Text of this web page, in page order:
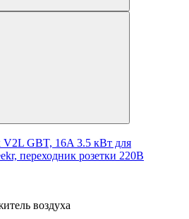
V2L GBT, 16A 3.5 кВт для
переходник розетки 220В
воздуха